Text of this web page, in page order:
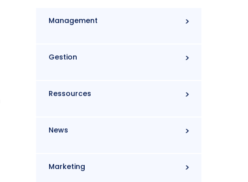
Management
Gestion
Ressources
News
Marketing